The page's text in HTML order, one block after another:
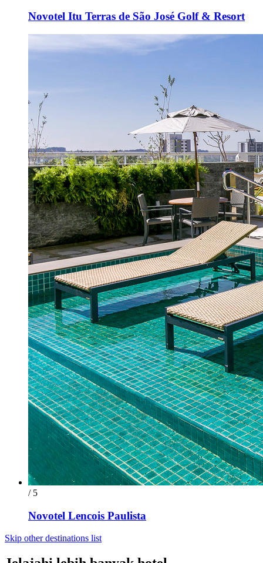
Novotel Itu Terras de São José Golf & Resort
/ 5
Novotel Lencois Paulista
Skip other destinations list